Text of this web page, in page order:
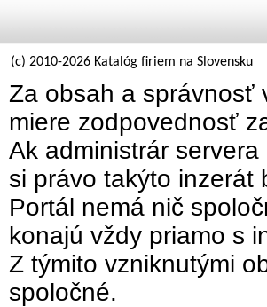
(c) 2010-2026 Katalóg firiem na Slovensku
Za obsah a správnosť
miere zodpovednosť
Ak administrár
si právo takýto inzerát
Portál nemá nič
konajú vždy priamo s
Z týmito vzniknutými
spoločné.